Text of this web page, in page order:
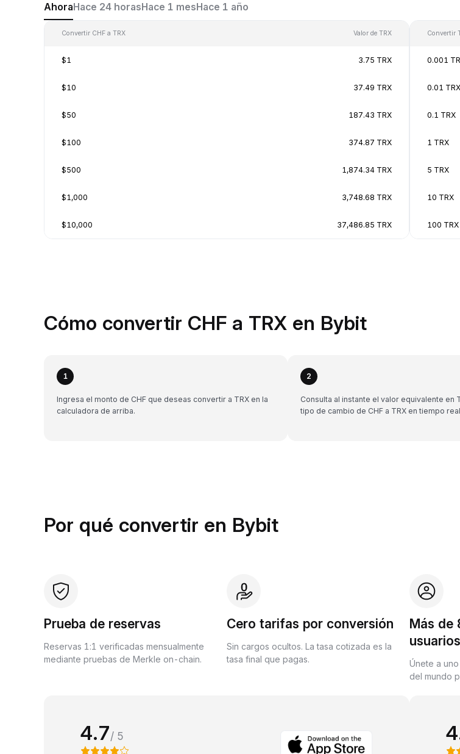
AhoraHace 24 horasHace 1 mesHace 1 año
Convertir CHF a TRX Valor de TRX
$1 3.75 TRX
$10 37.49 TRX
$50 187.43 TRX
$100 374.87 TRX
$500 1,874.34 TRX
$1,000 3,748.68 TRX
$10,000 37,486.85 TRX
Convertir
0.001
0.01 TRX
0.1 TRX
1 TRX
5 TRX
10 TRX
100 TRX
Cómo convertir CHF a TRX en Bybit
1
Ingresa el monto de CHF que deseas convertir a TRX en la
calculadora de arriba.
2
Consulta al instante el valor equivalente en
tipo de cambio de CHF a TRX en tiempo
Por qué convertir en Bybit
Prueba de reservas
Reservas 1:1 verificadas mensualmente
mediante pruebas de Merkle on-chain.
Cero tarifas por conversión
Sin cargos ocultos. La tasa cotizada es la
tasa final que pagas.
Más de
usuarios
Únete a
del mundo
4.7/ 5